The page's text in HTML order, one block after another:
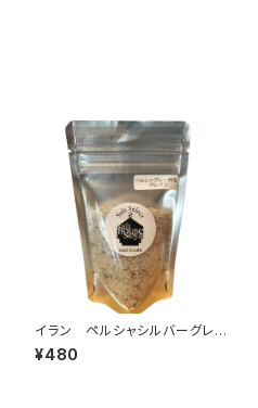
イラン ペルシャシルバーグレ
ー岩塩〈グレイン〉 100g
¥480